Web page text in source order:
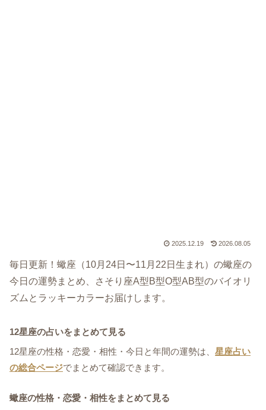
2025.12.19 2026.08.05
毎日更新！蠍座（10月24日〜11月22日生まれ）の蠍座の
今日の運勢まとめ、さそり座A型B型O型AB型のバイオリ
ズムとラッキーカラーお届けします。
12星座の占いをまとめて見る
12星座の性格・恋愛・相性・今日と年間の運勢は、 星座占い
の総合ページでまとめて確認できます。
蠍座の性格・恋愛・相性をまとめて見る